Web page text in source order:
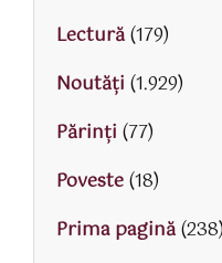
Lectură(179)
Noutăți (1.929)
Părinţi (77)
Poveste(18)
Prima pagină(238)